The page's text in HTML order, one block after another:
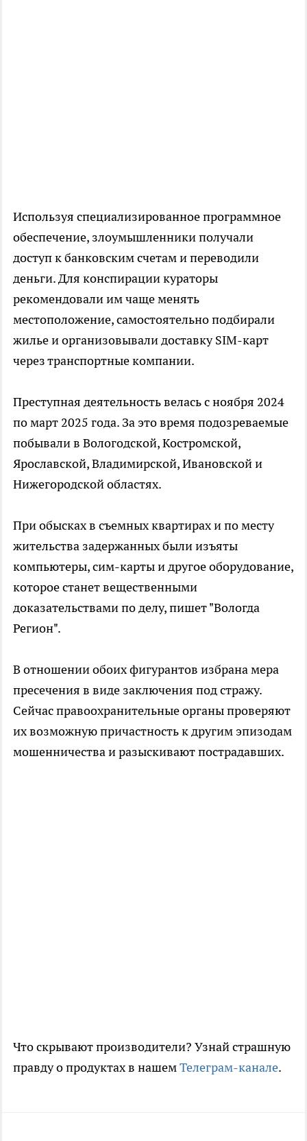
Используя специализированное программное
обеспечение, злоумышленники получали
доступ к банковским счетам и переводили
деньги. Для конспирации кураторы
рекомендовали им чаще менять
местоположение, самостоятельно подбирали
жилье и организовывали доставку SIM-карт
через транспортные компании.
Преступная деятельность велась с ноября 2024
по март 2025 года. За это время подозреваемые
побывали в Вологодской, Костромской,
Ярославской, Владимирской, Ивановской и
Нижегородской областях.
При обысках в съемных квартирах и по месту
жительства задержанных были изъяты
компьютеры, сим-карты и другое оборудование,
которое станет вещественными
доказательствами по делу, пишет "Вологда
Регион".
В отношении обоих фигурантов избрана мера
пресечения в виде заключения под стражу.
Сейчас правоохранительные органы проверяют
их возможную причастность к другим эпизодам
мошенничества и разыскивают пострадавших.
Что скрывают производители? Узнай страшную
правду о продуктах в нашемТелеграм-канале.